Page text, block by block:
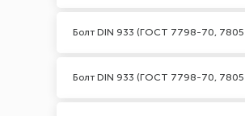
Болт DIN 933 (ГОСТ 7798-70,
Болт DIN 933 (ГОСТ 7798-70,